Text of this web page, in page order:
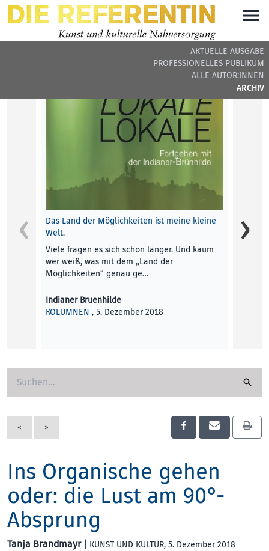
AKTUELLE AUSGABE
PROFESSIONELLES PUBLIKUM
ALLE AUTOR:INNEN
ARCHIV
DIE REFERENTIN #14 - BEITRÄGE DER AUSGABE
Das Land der Möglichkeiten ist meine kleine
Welt.
Viele fragen es sich schon länger. Und kaum
wer weiß, was mit dem „Land der
Möglichkeiten“ genau ge…
Indianer Bruenhilde
KOLUMNEN , 5. Dezember 2018
« »
Ins Organische gehen
oder: die Lust am 90°-
Absprung
Tanja Brandmayr| KUNST UND KULTUR, 5. Dezember 2018